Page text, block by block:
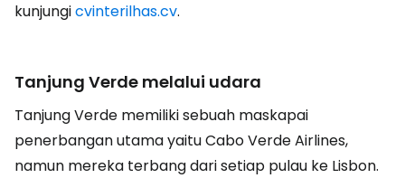
kunjungicvinterilhas.cv.
Tanjung Verde melalui udara
Tanjung Verde memiliki sebuah maskapai
penerbangan utama yaitu Cabo Verde Airlines,
namun mereka terbang dari setiap pulau ke Lisbon.